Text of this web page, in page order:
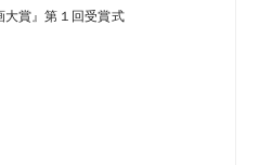
大賞』第１回受賞式